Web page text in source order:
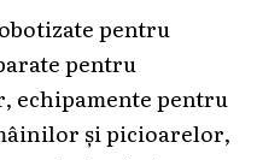
pentru
pentru
pentru
și picioarelor,